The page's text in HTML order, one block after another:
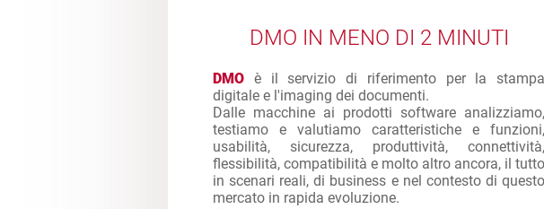
DMO IN MENO DI 2 MINUTI
DMO è il servizio di riferimento per la stampa
digitale e l'imaging dei documenti.
Dalle macchine ai prodotti software analizziamo,
testiamo e valutiamo caratteristiche e funzioni,
usabilità, sicurezza, produttività, connettività,
flessibilità, compatibilità e molto altro ancora, il tutto
in scenari reali, di business e nel contesto di questo
mercato in rapida evoluzione.